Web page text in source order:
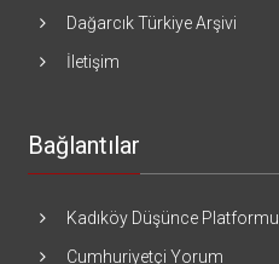
Dağarcık Türkiye Arşivi
İletişim
Bağlantılar
Kadıköy Düşünce Platformu
Cumhuriyetçi Yorum